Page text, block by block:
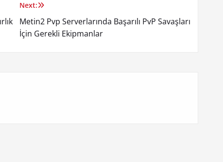
Next:
Metin2 Pvp Serverlarında Başarılı PvP Savaşları
İçin Gerekli Ekipmanlar